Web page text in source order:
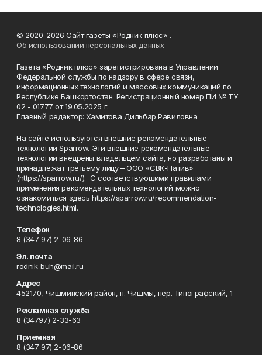
© 2020-2026 Сайт газеты «Родник плюс» .
Об использовании персональных данных
Газета «Родник плюс» зарегистрирована в Управлении
Федеральной службы по надзору в сфере связи,
информационных технологий и массовых коммуникаций по
Республике Башкортостан. Регистрационный номер ПИ № ТУ
02 - 01777 от 19.05.2025 г.
Главный редактор: Хамитова Дильбар Равиловна
На сайте используются внешние рекомендательные
технологии Sparrow. Эти внешние рекомендательные
технологии внедрены владельцем сайта, но разработаны и
принадлежат третьему лицу – ООО «СВК-Натив»
(https://sparrow.ru/). С соответствующими правилами
применения рекомендательных технологий можно
ознакомиться здесь https://sparrow.ru/recommendation-
technologies.html.
Телефон
8 (347 97) 2-06-86
Эл. почта
rodnik-buh@mail.ru
Адрес
452170, Чишминский район, п. Чишмы, пер. Типографский, 1
Рекламная служба
8 (34797) 2-33-63
Приемная
8 (347 97) 2-06-86